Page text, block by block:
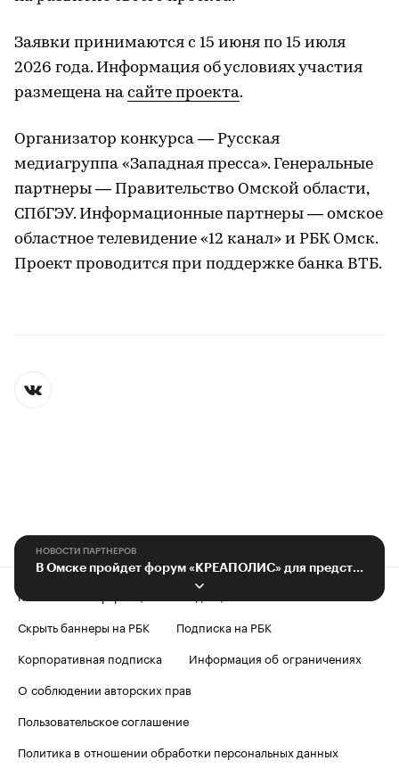
Заявки принимаются с 15 июня по 15 июля
2026 года. Информация об условиях участия
размещена на сайте проекта.
Организатор конкурса — Русская
медиагруппа «Западная пресса». Генеральные
партнеры — Правительство Омской области,
СПбГЭУ. Информационные партнеры — омское
областное телевидение «12 канал» и РБК Омск.
Проект проводится при поддержке банка ВТБ.
НОВОСТИ ПАРТНЕРОВ
В Омске пройдет форум «КРЕАПОЛИС» для представителей креативных индустрий
Контактная информация
Редакция
Скрыть баннеры на РБК
Подписка на РБК
Корпоративная подписка
Информация об ограничениях
О соблюдении авторских прав
Пользовательское соглашение
Политика в отношении обработки персональных данных